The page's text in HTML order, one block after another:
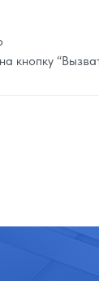
кнопку